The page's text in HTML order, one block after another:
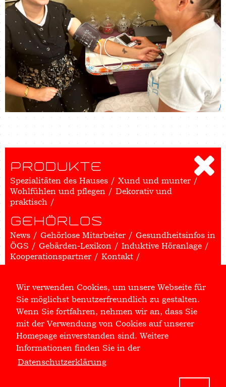
Wir verwenden Cookies, um unsere Webseite für
Sie möglichst benutzerfreundlich zu gestalten.
Wenn Sie fortfahren, nehmen wir an, dass Sie
mit der Verwendung von Cookies auf unserer
Homepage einverstanden sind. Weitere
Informationen finden Sie in der
Datenschutzerklärung
PRODUKTE
Spezialitäten des Hauses
Xund und munter
Wohlfühlen und pflegen
Dekorativ und
praktisch
GEHÖRLOS
News Gehörlose Mitarbeiter
Gesundheitsinfos in
ÖGS
Gebärden-Lexikon
Induktive Höranlage
Kooperationspartner
Kontakt
HIV-News Unsere HIV-Kompetenz
Das HI-
Virus
HIV-Tests
HIV-Prophylaxe (PrEP und
PEP)
Medikation HIV und Ernährung
Positive
Hilfe
SERVICES
Messung
Messung Cholesterin-Werte
FSME